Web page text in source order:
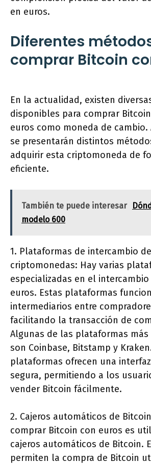
en euros.
Diferentes
comprar Bitcoin
En la actualidad, existen
disponibles para comprar
euros como moneda de
se presentarán distintos
adquirir esta criptomoneda de
eficiente.
También te puede interesar
modelo 600
1. Plataformas de intercambio de
criptomonedas: Hay varias
especializadas en el
euros. Estas plataformas
intermediarios entre
facilitando la transacción de
Algunas de las plataformas más
son Coinbase, Bitstamp y
plataformas ofrecen una
segura, permitiendo a los
vender Bitcoin fácilmente.
2. Cajeros automáticos de
comprar Bitcoin con euros es
cajeros automáticos de Bitcoin.
permiten la compra de Bitcoin